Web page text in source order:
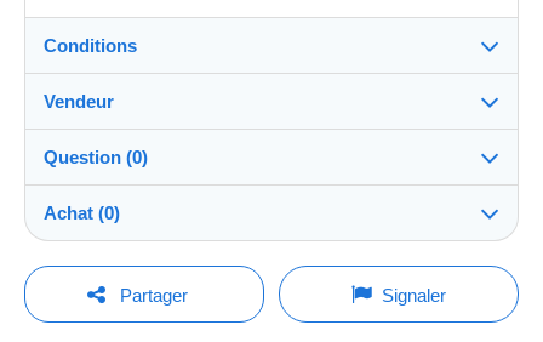
Conditions
Destination :
Voir la liste des pays
Expédition :
Envoi après paiement
A charge de l'acheteur
Méthodes de paiement :
Vendeur
giaggio100%(48824x)
Boutique
Membre depuis le :
Question (0)
Pour poser une question, vous devez ouvrir
une session.
Achat (0)
Dernière actualisation : 16:14:42
Partager Signaler